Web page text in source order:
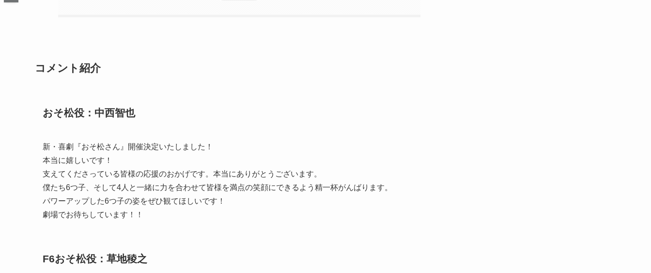
コメント紹介
おそ松役：中西智也
新・喜劇『おそ松さん』開催決定いたしました！
本当に嬉しいです！
支えてくださっている皆様の応援のおかげです。本当にありがとうございます。
僕たち6つ子、そして4人と一緒に力を合わせて皆様を満点の笑顔にできるよう精一杯がんばります。
パワーアップした6つ子の姿をぜひ観てほしいです！
劇場でお待ちしています！！
F6おそ松役：草地稜之